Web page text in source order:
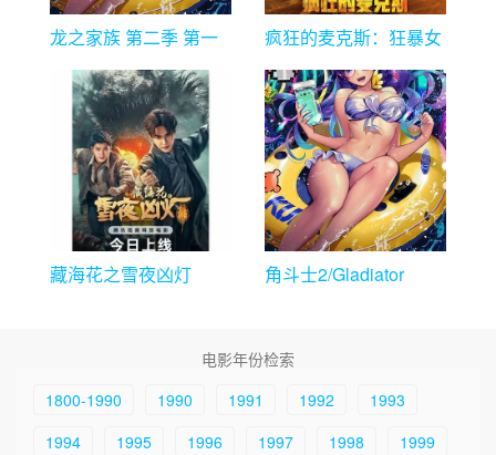
龙之家族 第二季 第一
疯狂的麦克斯：狂暴女
藏海花之雪夜凶灯
角斗士2/Gladiator
电影年份检索
1800-1990
1990 1991 1992
1993
1994
1995 1996 1997 1998
1999